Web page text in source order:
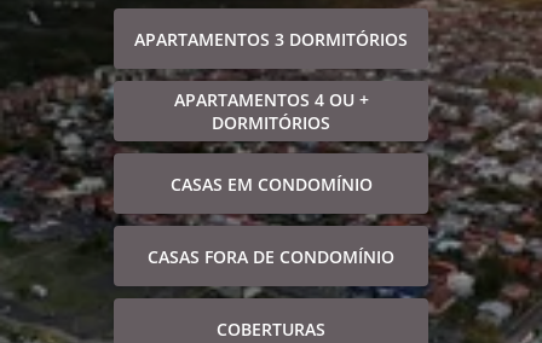
APARTAMENTOS 3 DORMITÓRIOS
APARTAMENTOS 4 OU +
DORMITÓRIOS
CASAS EM CONDOMÍNIO
CASAS FORA DE CONDOMÍNIO
COBERTURAS